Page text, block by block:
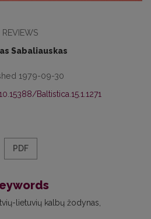
REVIEWS
Sabaliauskas
1979-09-30
Baltistica.15.1.1271
PDF
lietuvių kalbų žodynas